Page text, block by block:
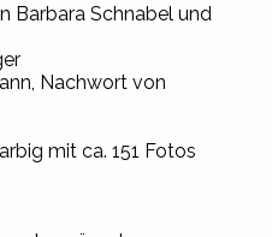
Barbara Schnabel und
Nachwort von
mit ca. 151 Fotos